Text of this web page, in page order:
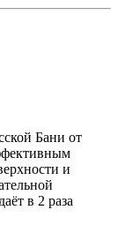
Бани от
и
в 2 раза